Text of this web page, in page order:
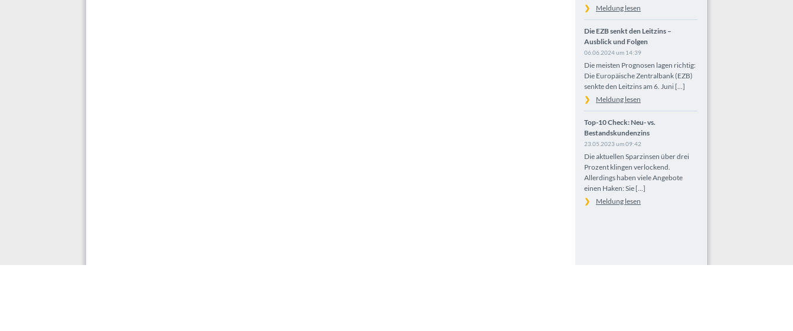
Meldung lesen
Die EZB senkt den Leitzins –
Ausblick und Folgen
06.06.2024 um 14:39
Die meisten Prognosen lagen richtig:
Die Europäische Zentralbank (EZB)
senkte den Leitzins am 6. Juni [...]
Meldung lesen
Top-10 Check: Neu- vs.
Bestandskundenzins
23.05.2023 um 09:42
Die aktuellen Sparzinsen über drei
Prozent klingen verlockend.
Allerdings haben viele Angebote
einen Haken: Sie [...]
Meldung lesen